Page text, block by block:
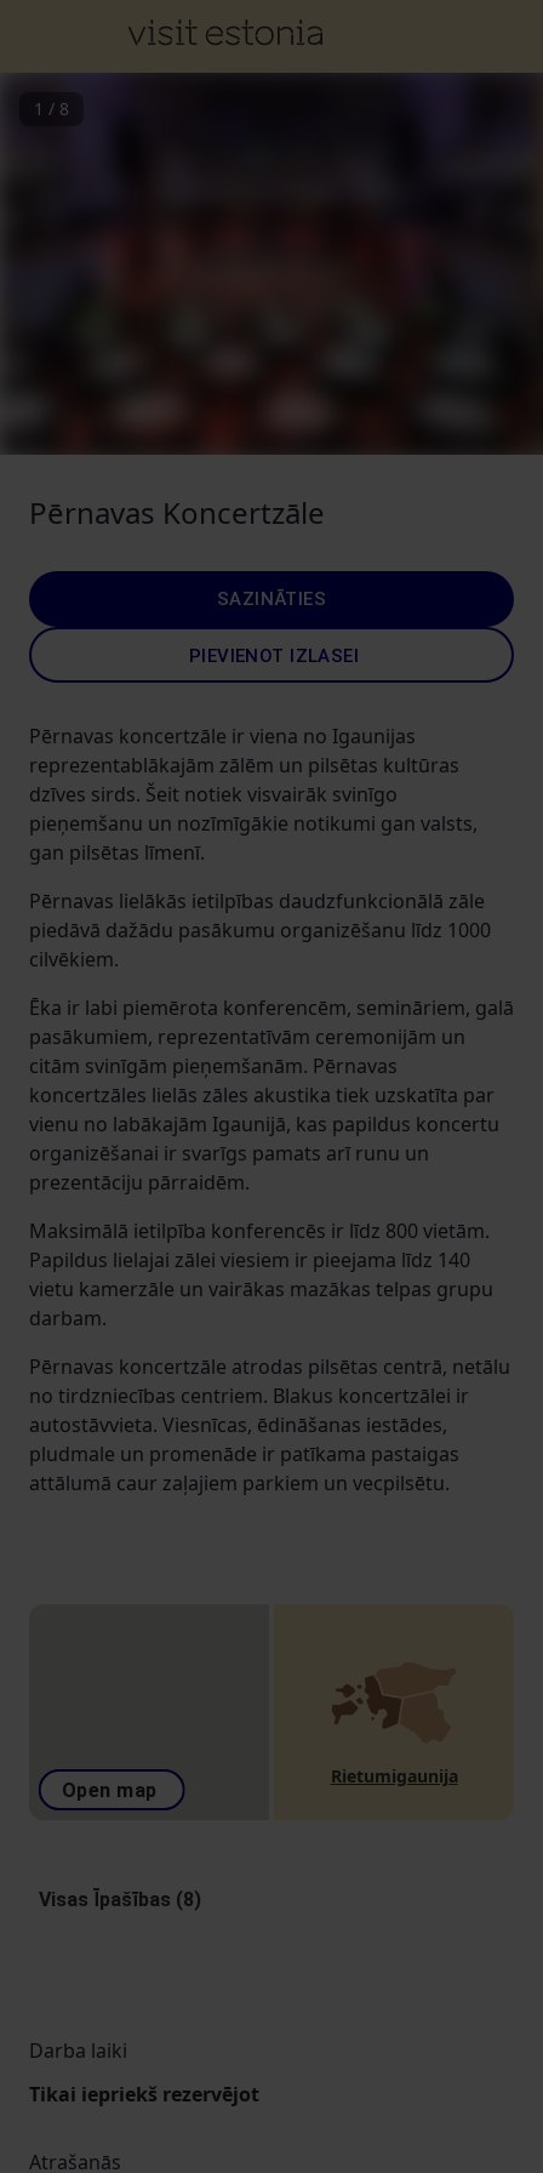
1 / 8
Pērnavas Koncertzāle
SAZINĀTIES
PIEVIENOT IZLASEI
Pērnavas koncertzāle ir viena no Igaunijas
reprezentablākajām zālēm un pilsētas kultūras
dzīves sirds. Šeit notiek visvairāk svinīgo
pieņemšanu un nozīmīgākie notikumi gan valsts,
gan pilsētas līmenī.
Pērnavas lielākās ietilpības daudzfunkcionālā zāle
piedāvā dažādu pasākumu organizēšanu līdz 1000
cilvēkiem.
Ēka ir labi piemērota konferencēm, semināriem, galā
pasākumiem, reprezentatīvām ceremonijām un
citām svinīgām pieņemšanām. Pērnavas
koncertzāles lielās zāles akustika tiek uzskatīta par
vienu no labākajām Igaunijā, kas papildus koncertu
organizēšanai ir svarīgs pamats arī runu un
prezentāciju pārraidēm.
Maksimālā ietilpība konferencēs ir līdz 800 vietām.
Papildus lielajai zālei viesiem ir pieejama līdz 140
vietu kamerzāle un vairākas mazākas telpas grupu
darbam.
Pērnavas koncertzāle atrodas pilsētas centrā, netālu
no tirdzniecības centriem. Blakus koncertzālei ir
autostāvvieta. Viesnīcas, ēdināšanas iestādes,
pludmale un promenāde ir patīkama pastaigas
attālumā caur zaļajiem parkiem un vecpilsētu.
Open map
Rietumigaunija
Visas Īpašības (8)
Darba laiki
Tikai iepriekš rezervējot
Atrašanās